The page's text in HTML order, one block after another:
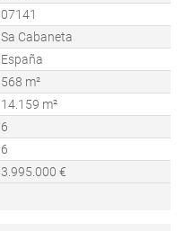
07141
Sa Cabaneta
España
568 m²
14.159 m²
6
6
3.995.000 €